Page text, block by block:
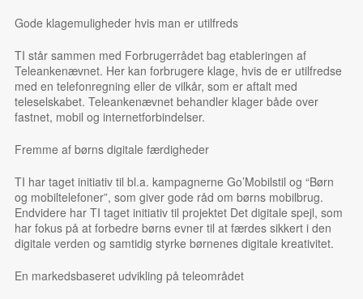
Gode klagemuligheder hvis man er utilfreds
TI står sammen med Forbrugerrådet bag etableringen af
Teleankenævnet. Her kan forbrugere klage, hvis de er utilfredse
med en telefonregning eller de vilkår, som er aftalt med
teleselskabet. Teleankenævnet behandler klager både over
fastnet, mobil og internetforbindelser.
Fremme af børns digitale færdigheder
TI har taget initiativ til bl.a. kampagnerne Go’Mobilstil og “Børn
og mobiltelefoner”, som giver gode råd om børns mobilbrug.
Endvidere har TI taget initiativ til projektet Det digitale spejl, som
har fokus på at forbedre børns evner til at færdes sikkert i den
digitale verden og samtidig styrke børnenes digitale kreativitet.
En markedsbaseret udvikling på teleområdet